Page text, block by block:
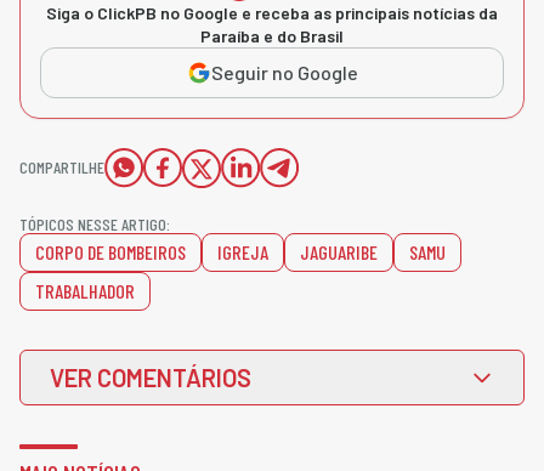
Siga o ClickPB no Google e receba as principais notícias da
Paraíba e do Brasil
Seguir no Google
COMPARTILHE
TÓPICOS NESSE ARTIGO:
CORPO DE BOMBEIROS IGREJA JAGUARIBE
SAMU
TRABALHADOR
VER COMENTÁRIOS